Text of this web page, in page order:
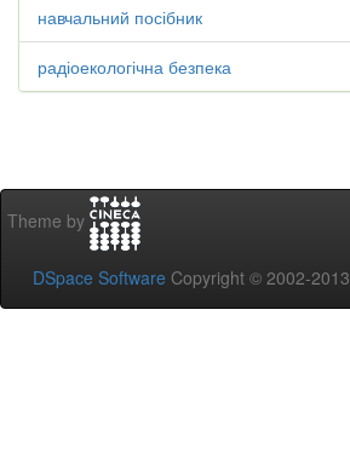
навчальний посібник
радіоекологічна безпека
Theme by
DSpace Software Copyright © 2002-2013